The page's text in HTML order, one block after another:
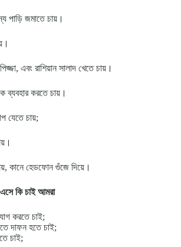
পাড়ি জমাতে চায়।
এবং রাশিয়ান সালাদ খেতে চায়।
ব্যবহার করতে চায়।
যেতে চায়;
কানে হেডফোন গুঁজে দিয়ে।
কি চাই আমরা
করতে চাই;
দাফন হতে চাই;
চাই;